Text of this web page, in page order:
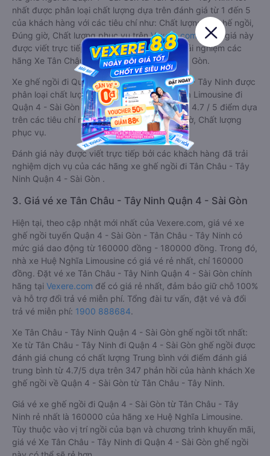
nhất được phân loại chất lượng dựa trên đánh giá từ 1 đến 5
của khách hàng với các tiêu chí như: Chất lượng xe ghế ngồi,
Đúng giờ, Chất lượng phục vụ trênVexere.com . Đánh giá này
được viết trực tiếp bởi các khách hàng đã trải nghiệm các
hãng Xe Tân Châu - Tây Ninh đi Quận 4 - Sài Gòn.
Xe ghế ngồi đi Quận 4 - Sài Gòn từ Tân Châu - Tây Ninh được
phân loại chất lượng tốt nhất là xe Huệ Nghĩa Limousine đi
Quận 4 - Sài Gòn từ Tân Châu - Tây Ninh đạt 4.7 / 5 điểm dựa
trên các tiêu chí như: Chất lượng xe, Đúng giờ, Chất lượng
phục vụ.
Đánh giá này được viết trực tiếp bởi các khách hàng đã trải
nghiệm dịch vụ của các hãng xe ghế ngồi đi Tân Châu - Tây
Ninh Quận 4 - Sài Gòn .
3. Giá vé xe Tân Châu - Tây Ninh Quận 4 - Sài Gòn
Hiện tại, theo cập nhật mới nhất của Vexere.com, giá vé xe
ghế ngồi tuyến Quận 4 - Sài Gòn - Tân Châu - Tây Ninh có
mức giá dao động từ 160000 đồng - 180000 đồng. Trong đó,
nhà xe Huệ Nghĩa Limousine có giá vé rẻ nhất, chỉ 160000
đồng. Đặt vé xe Tân Châu - Tây Ninh Quận 4 - Sài Gòn chính
hãng tại Vexere.com để có giá rẻ nhất, đảm bảo giữ chỗ 100%
và hỗ trợ đổi trả vé miễn phí. Tổng đài tư vấn, đặt vé và đổi
trả vé miễn phí: 1900 888684.
Xe Tân Châu - Tây Ninh Quận 4 - Sài Gòn ghế ngồi tốt nhất:
Xe từ Tân Châu - Tây Ninh đi Quận 4 - Sài Gòn ghế ngồi được
đánh giá chung có chất lượng Trung bình với điểm đánh giá
trung bình từ 4.7/5 dựa trên 347 phản hồi của hành khách Xe
ghế ngồi về Quận 4 - Sài Gòn từ Tân Châu - Tây Ninh.
Giá vé xe ghế ngồi đi Quận 4 - Sài Gòn từ Tân Châu - Tây
Ninh rẻ nhất là 160000 của hãng xe Huệ Nghĩa Limousine.
Tùy thuộc vào vị trí ngồi của bạn và chương trình khuyến mãi,
giá vé Xe Tân Châu - Tây Ninh đi Quận 4 - Sài Gòn ghế ngồi